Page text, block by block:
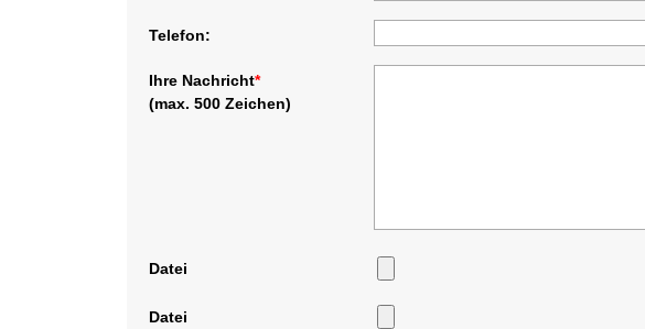
Telefon:
Ihre Nachricht*
(max. 500 Zeichen)
Datei
Datei